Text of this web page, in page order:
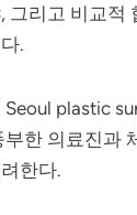
그리고 비교적
.
plastic
한 의료진과
한다.